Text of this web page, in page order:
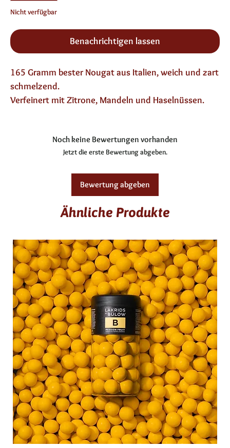
Nicht verfügbar
Benachrichtigen lassen
165 Gramm bester Nougat aus Italien, weich und zart
schmelzend.
Verfeinert mit Zitrone, Mandeln und Haselnüssen.
Noch keine Bewertungen vorhanden
Jetzt die erste Bewertung abgeben.
Bewertung abgeben
Ähnliche Produkte